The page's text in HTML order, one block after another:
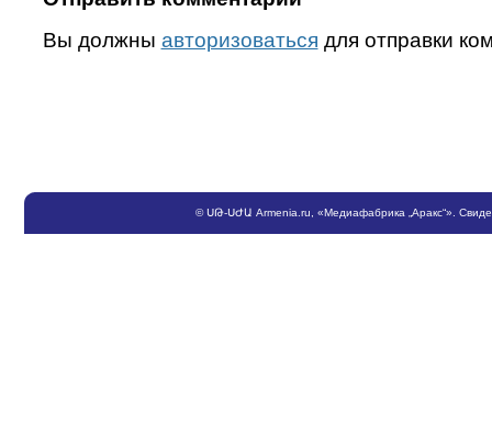
Вы должны авторизоваться для отправки
©ՍԹ-ՍԺԱ Armenia.ru , «Медиафабрика „Аракс“».